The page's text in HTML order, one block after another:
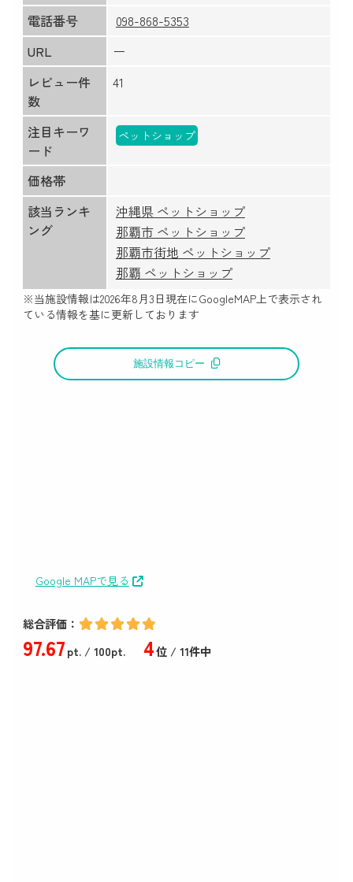
電話番号
098-868-5353
URL
ー
レビュー件
数
41
注目キーワ
ード
ペットショップ
価格帯
該当ランキ
ング
沖縄県 ペットショップ
那覇市 ペットショップ
那覇市街地 ペットショップ
那覇 ペットショップ
※当施設情報は2026年8月3日現在にGoogleMAP上で表示され
ている情報を基に更新しております
施設情報コピー
Google MAPで見る
総合評価：
97.67pt./ 100pt. 4位 / 11件中